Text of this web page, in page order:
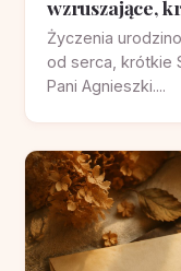
wzruszające,
Życzenia
od serca, krótkie
Pani Agnieszki....